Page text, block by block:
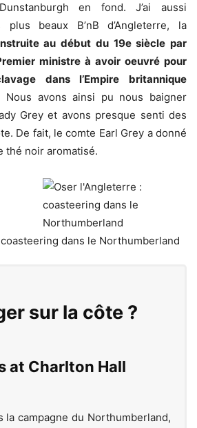
en fond. J’ai aussi
plus beaux B’nB d’Angleterre, la
au début du 19e siècle par
ministre à avoir oeuvré pour
dans l’Empire britannique
Nous avons ainsi pu nous baigner
Grey et avons presque senti des
De fait, le comte Earl Grey a donné
thé noir aromatisé.
sur la côte ?
at Charlton Hall
la campagne du Northumberland,